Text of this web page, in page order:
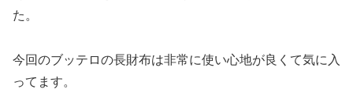
た。
今回のブッテロの長財布は非常に使い心地が良くて気に入
ってます。